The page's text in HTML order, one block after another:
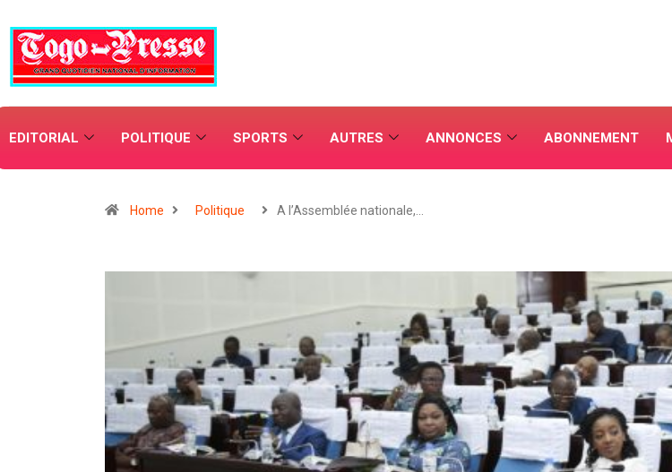
EDITORIAL POLITIQUE SPORTS AUTRES ANNONCES ABONNEMENT
Home Politique A l’Assemblée nationale,…